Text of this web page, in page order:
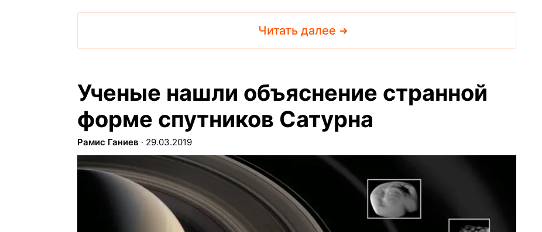
Читать далее
Ученые нашли объяснение странной
форме спутников Сатурна
Рамис Ганиев ∙ 29.03.2019